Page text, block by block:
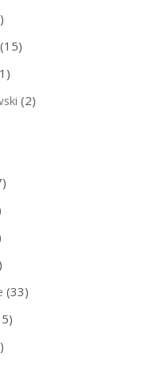
(15)
(2)
(33)